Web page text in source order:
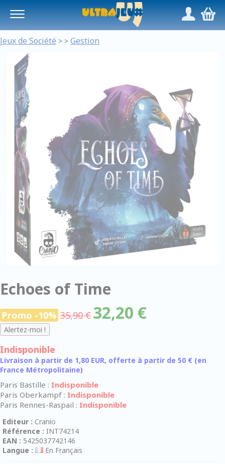
/,
Jeux de Société > > Gestion
Echoes of Time
Promo -10% 35,90 € 32,20 €
Indisponible
Livraison à partir de 1,80 EUR, offerte à partir de 50 € (en
France Métropolitaine)
Paris Bastille : Indisponible
Paris Oberkampf : Indisponible
Paris Rennes-Raspail : Indisponible
Editeur : Cranio
Référence : INT74214
EAN : 5425037742146
Langue :
En Français